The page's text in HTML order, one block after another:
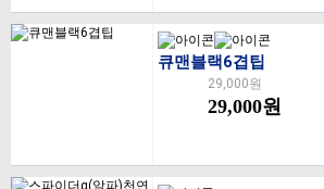
큐맨블랙6겹팁
29,000원
29,000원